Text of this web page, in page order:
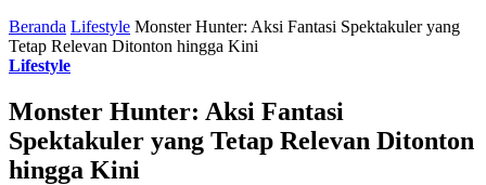
Beranda Lifestyle Monster Hunter: Aksi Fantasi Spektakuler yang
Tetap Relevan Ditonton hingga Kini
Lifestyle
Monster Hunter: Aksi Fantasi
Spektakuler yang Tetap Relevan Ditonton
hingga Kini